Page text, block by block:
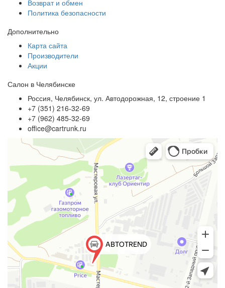
Возврат и обмен
Политика безопасности
Дополнительно
Карта сайта
Производители
Акции
Салон в Челябинске
Россия, Челябинск, ул. Автодорожная, 12, строение 1
+7 (351) 216-32-69
+7 (962) 485-32-69
office@cartrunk.ru